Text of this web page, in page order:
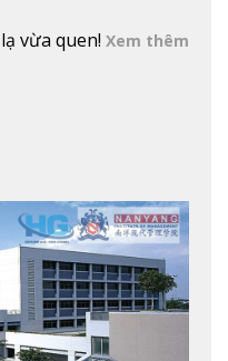
vừa quen! Xem thêm